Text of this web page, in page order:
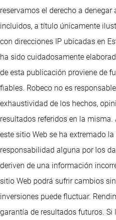
reservamos el derecho a
incluidos, a título únicamente
con direcciones IP ubicadas en
ha sido cuidadosamente
de esta publicación proviene de
fiables. Robeco no es
exhaustividad de los hechos,
resultados referidos en la
este sitio Web se ha extremado
responsabilidad alguna por los
deriven de una información
sitio Web podrá sufrir cambios
inversiones puede fluctuar.
garantía de resultados futuros. Si